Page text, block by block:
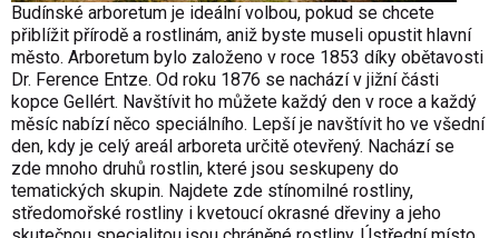
Budínské arboretum je ideální volbou, pokud se chcete
přiblížit přírodě a rostlinám, aniž byste museli opustit hlavní
město. Arboretum bylo založeno v roce 1853 díky obětavosti
Dr. Ference Entze. Od roku 1876 se nachází v jižní části
kopce Gellért. Navštívit ho můžete každý den v roce a každý
měsíc nabízí něco speciálního. Lepší je navštívit ho ve všední
den, kdy je celý areál arboreta určitě otevřený. Nachází se
zde mnoho druhů rostlin, které jsou seskupeny do
tematických skupin. Najdete zde stínomilné rostliny,
středomořské rostliny i kvetoucí okrasné dřeviny a jeho